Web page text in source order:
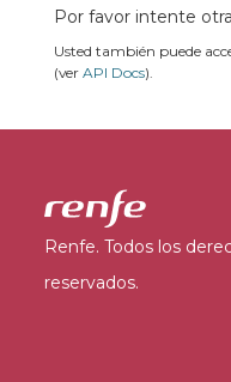
Por favor intente
Usted también puede
(ver API Docs).
Renfe. Todos los
reservados.